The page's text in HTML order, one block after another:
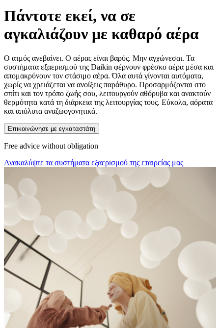
Πάντοτε εκεί, να σε
αγκαλιάζουν με καθαρό αέρα
Ο ατμός ανεβαίνει. Ο αέρας είναι βαρύς. Μην αγχώνεσαι. Τα
συστήματα εξαερισμού της Daikin φέρνουν φρέσκο αέρα μέσα και
απομακρύνουν τον στάσιμο αέρα. Όλα αυτά γίνονται αυτόματα,
χωρίς να χρειάζεται να ανοίξεις παράθυρο. Προσαρμόζονται στο
σπίτι και τον τρόπο ζωής σου, λειτουργούν αθόρυβα και ανακτούν
θερμότητα κατά τη διάρκεια της λειτουργίας τους. Εύκολα, αόρατα
και απόλυτα αναζωογονητικά.
Επικοινώνησε με εγκαταστάτη
Free advice without obligation
Ανακαλύψτε τα συστήματα εξαερισμού της εταιρείας μας